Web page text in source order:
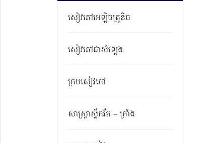
សៀវភៅអេឡិចត្រូនិច
សៀវភៅជាសំឡេង
ក្របសៀវភៅ
សាស្ត្រាស្លឹករឹត – ក្រាំង